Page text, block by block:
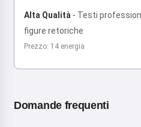
Alta Qualità - Testi
figure retoriche
Prezzo: 14 energia
Domande frequenti